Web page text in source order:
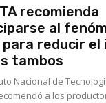
recomienda
al
para reducir el
tambos
Nacional de
a los